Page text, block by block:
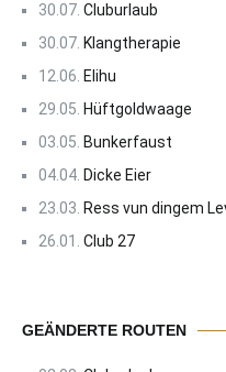
30.07. Cluburlaub
30.07. Klangtherapie
12.06. Elihu
29.05. Hüftgoldwaage
03.05. Bunkerfaust
04.04. Dicke Eier
23.03. Ress vun dingem
26.01. Club 27
GEÄNDERTE ROUTEN